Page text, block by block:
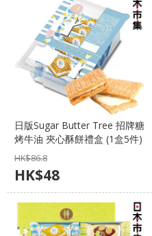
日版Sugar Butter Tree 招牌糖
烤牛油 夾心酥餅禮盒 (1盒5件)
【市集世界 - 日本市集】
HK$86.8
HK$48